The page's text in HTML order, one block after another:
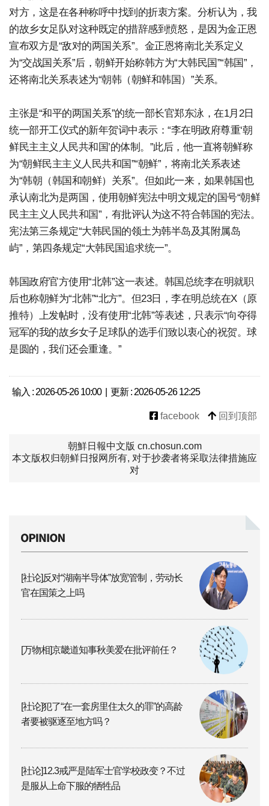
对方，这是在各种称呼中找到的折衷方案。分析认为，我
的故乡女足队对这种既定的措辞感到愤怒，是因为金正恩
宣布双方是“敌对的两国关系”。金正恩将南北关系定义
为“交战国关系”后，朝鲜开始称韩方为“大韩民国”“韩国”，
还将南北关系表述为“朝韩（朝鲜和韩国）”关系。
主张是“和平的两国关系”的统一部长官郑东泳，在1月2日
统一部开工仪式的新年贺词中表示：“李在明政府尊重‘朝
鲜民主主义人民共和国’的体制。”此后，他一直将朝鲜称
为“朝鲜民主主义人民共和国”“朝鲜”，将南北关系表述
为“韩朝（韩国和朝鲜）关系”。但如此一来，如果韩国也
承认南北为是两国，使用朝鲜宪法中明文规定的国号“朝鲜
民主主义人民共和国”，有批评认为这不符合韩国的宪法。
宪法第三条规定“大韩民国的领土为韩半岛及其附属岛
屿”，第四条规定“大韩民国追求统一”。
韩国政府官方使用“北韩”这一表述。韩国总统李在明就职
后也称朝鲜为“北韩”“北方”。但23日，李在明总统在X（原
推特）上发帖时，没有使用“北韩”等表述，只表示“向夺得
冠军的我的故乡女子足球队的选手们致以衷心的祝贺。球
是圆的，我们还会重逢。”
输入 : 2026-05-26 10:00 | 更新 : 2026-05-26 12:25
facebook 回到顶部
朝鮮日報中文版 cn.chosun.com
本文版权归朝鲜日报网所有, 对于抄袭者将采取法律措施应
对
[社论]反对“湖南半导体”放宽管制，劳动长
官在国策之上吗
[万物相]京畿道知事秋美爱在批评前任？
[社论]犯了“在一套房里住太久的罪”的高龄
者要被驱逐至地方吗？
[社论]12.3戒严是陆军士官学校政变？不过
是服从上命下服的牺牲品